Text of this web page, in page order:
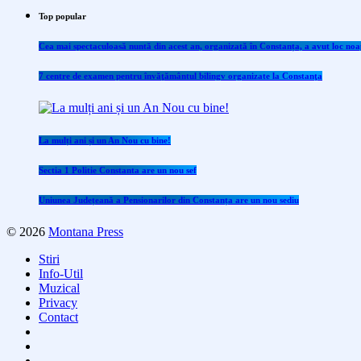
Top popular
Cea mai spectaculoasă nuntă din acest an, organizată în Constanța, a avut loc
7 centre de examen pentru învăţământul bilingv organizate la Constanţa
La mulți ani și un An Nou cu bine!
Sectia 1 Politie Constanta are un nou sef
Uniunea Județeană a Pensionarilor din Constanța are un nou sediu
© 2026 Montana Press
Stiri
Info-Util
Muzical
Privacy
Contact